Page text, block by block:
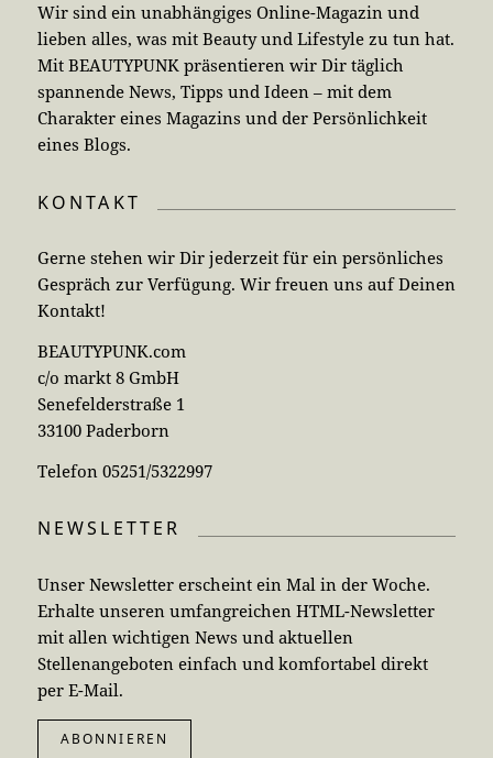
Wir sind ein unabhängiges Online-Magazin und
lieben alles, was mit Beauty und Lifestyle zu tun hat.
Mit BEAUTYPUNK präsentieren wir Dir täglich
spannende News, Tipps und Ideen – mit dem
Charakter eines Magazins und der Persönlichkeit
eines Blogs.
KONTAKT
Gerne stehen wir Dir jederzeit für ein persönliches
Gespräch zur Verfügung. Wir freuen uns auf Deinen
Kontakt!
BEAUTYPUNK.com
c/o markt 8 GmbH
Senefelderstraße 1
33100 Paderborn
Telefon 05251/5322997
NEWSLETTER
Unser Newsletter erscheint ein Mal in der Woche.
Erhalte unseren umfangreichen HTML-Newsletter
mit allen wichtigen News und aktuellen
Stellenangeboten einfach und komfortabel direkt
per E-Mail.
ABONNIEREN